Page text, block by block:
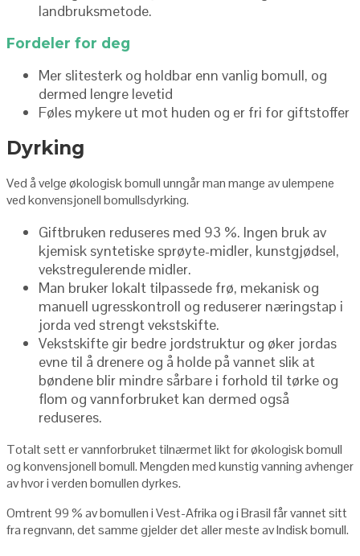
landbruksmetode.
Fordeler for deg
Mer slitesterk og holdbar enn vanlig bomull, og
dermed lengre levetid
Føles mykere ut mot huden og er fri for giftstoffer
Dyrking
Ved å velge økologisk bomull unngår man mange av ulempene
ved konvensjonell bomullsdyrking.
Giftbruken reduseres med 93 %. Ingen bruk av
kjemisk syntetiske sprøyte-midler, kunstgjødsel,
vekstregulerende midler.
Man bruker lokalt tilpassede frø, mekanisk og
manuell ugresskontroll og reduserer næringstap i
jorda ved strengt vekstskifte.
Vekstskifte gir bedre jordstruktur og øker jordas
evne til å drenere og å holde på vannet slik at
bøndene blir mindre sårbare i forhold til tørke og
flom og vannforbruket kan dermed også
reduseres.
Totalt sett er vannforbruket tilnærmet likt for økologisk bomull
og konvensjonell bomull. Mengden med kunstig vanning avhenger
av hvor i verden bomullen dyrkes.
Omtrent 99 % av bomullen i Vest-Afrika og i Brasil får vannet sitt
fra regnvann, det samme gjelder det aller meste av Indisk bomull.